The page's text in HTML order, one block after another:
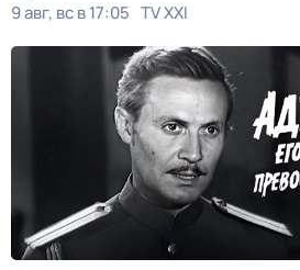
9 авг, вс в 17:05 TV XXI